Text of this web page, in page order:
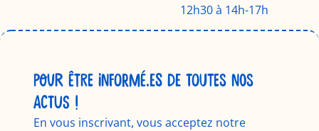
12h30 à 14h-17h
POUR ÊTRE INFORMÉ.ES DE TOUTES NOS
ACTUS !
En vous inscrivant, vous acceptez notre